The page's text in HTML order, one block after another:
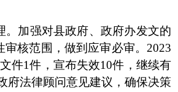
。加强对县政府、政府办发文的
核范围，做到应审必审。 2023
件1件，宣布失效10件，继续有
府法律顾问意见建议，确保决策